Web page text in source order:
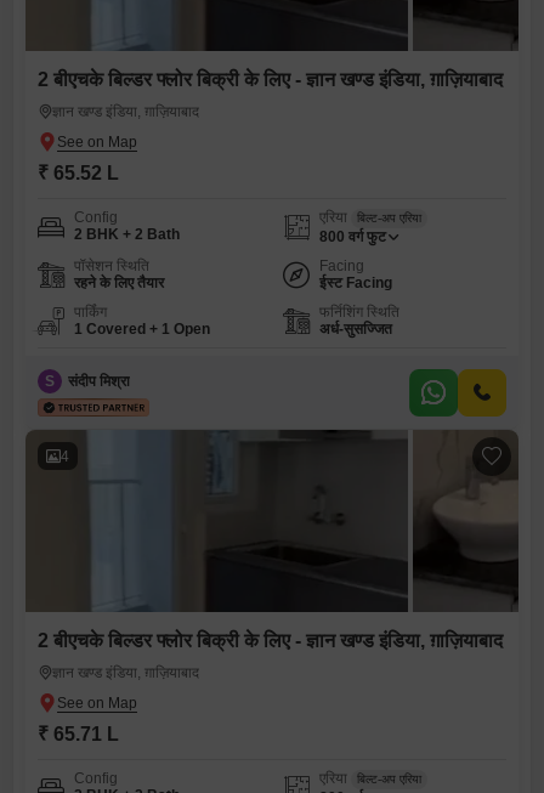
2 बीएचके बिल्डर फ्लोर बिक्री के लिए - ज्ञान खण्ड इंडिया, ग़ाज़ियाबाद
ज्ञान खण्ड इंडिया, ग़ाज़ियाबाद
₹ 65.52 L
Config
2 BHK + 2 Bath
एरिया बिल्ट-अप एरिया
800 वर्ग फुट
पॉसेशन स्थिति
रहने के लिए तैयार
Facing
ईस्ट Facing
पार्किंग
1 Covered + 1 Open
फर्निशिंग स्थिति
अर्ध-सुसज्जित
S संदीप मिश्रा
4
2 बीएचके बिल्डर फ्लोर बिक्री के लिए - ज्ञान खण्ड इंडिया, ग़ाज़ियाबाद
ज्ञान खण्ड इंडिया, ग़ाज़ियाबाद
₹ 65.71 L
Config
एरिया बिल्ट-अप एरिया